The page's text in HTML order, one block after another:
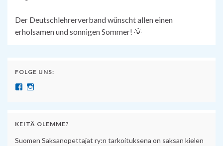
Der Deutschlehrerverband wünscht allen einen
erholsamen und sonnigen Sommer! 🌞
FOLGE UNS:
Näytä SuomenSaksanopettajat:n profiili Facebook palvelussa
KEITÄ OLEMME?
Suomen Saksanopettajat ry:n tarkoituksena on saksan kielen